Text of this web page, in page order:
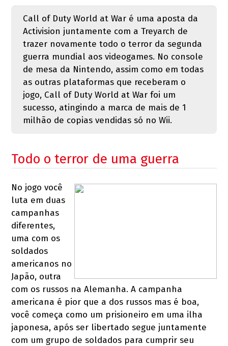
Call of Duty World at War é uma aposta da
Activision juntamente com a Treyarch de
trazer novamente todo o terror da segunda
guerra mundial aos videogames. No console
de mesa da Nintendo, assim como em todas
as outras plataformas que receberam o
jogo, Call of Duty World at War foi um
sucesso, atingindo a marca de mais de 1
milhão de copias vendidas só no Wii.
Todo o terror de uma guerra
No jogo você
luta em duas
campanhas
diferentes,
uma com os
soldados
americanos no
Japão, outra
com os russos na Alemanha. A campanha
americana é pior que a dos russos mas é boa,
você começa como um prisioneiro em uma ilha
japonesa, após ser libertado segue juntamente
com um grupo de soldados para cumprir seu